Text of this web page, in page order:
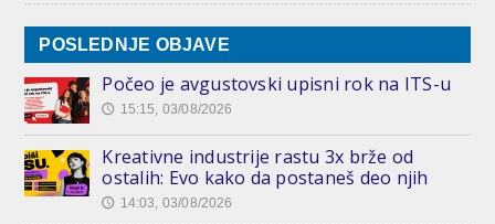
POSLEDNJE OBJAVE
Počeo je avgustovski upisni rok na ITS-u
🕔 15:15, 03/08/2026
Kreativne industrije rastu 3x brže od
ostalih: Evo kako da postaneš deo njih
🕔 14:03, 03/08/2026